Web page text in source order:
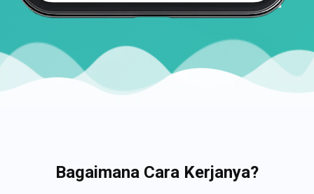
Bagaimana Cara Kerjanya?